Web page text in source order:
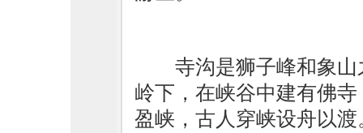
寺沟是狮子峰和象
岭下，在峡谷中建有佛
盈峡，古人穿峡设舟以